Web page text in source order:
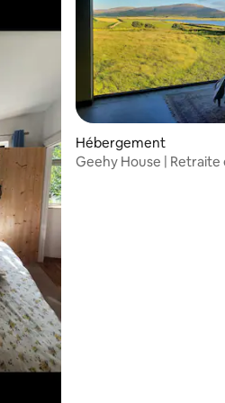
: 5 sur 5
Hébergement
Geehy House |